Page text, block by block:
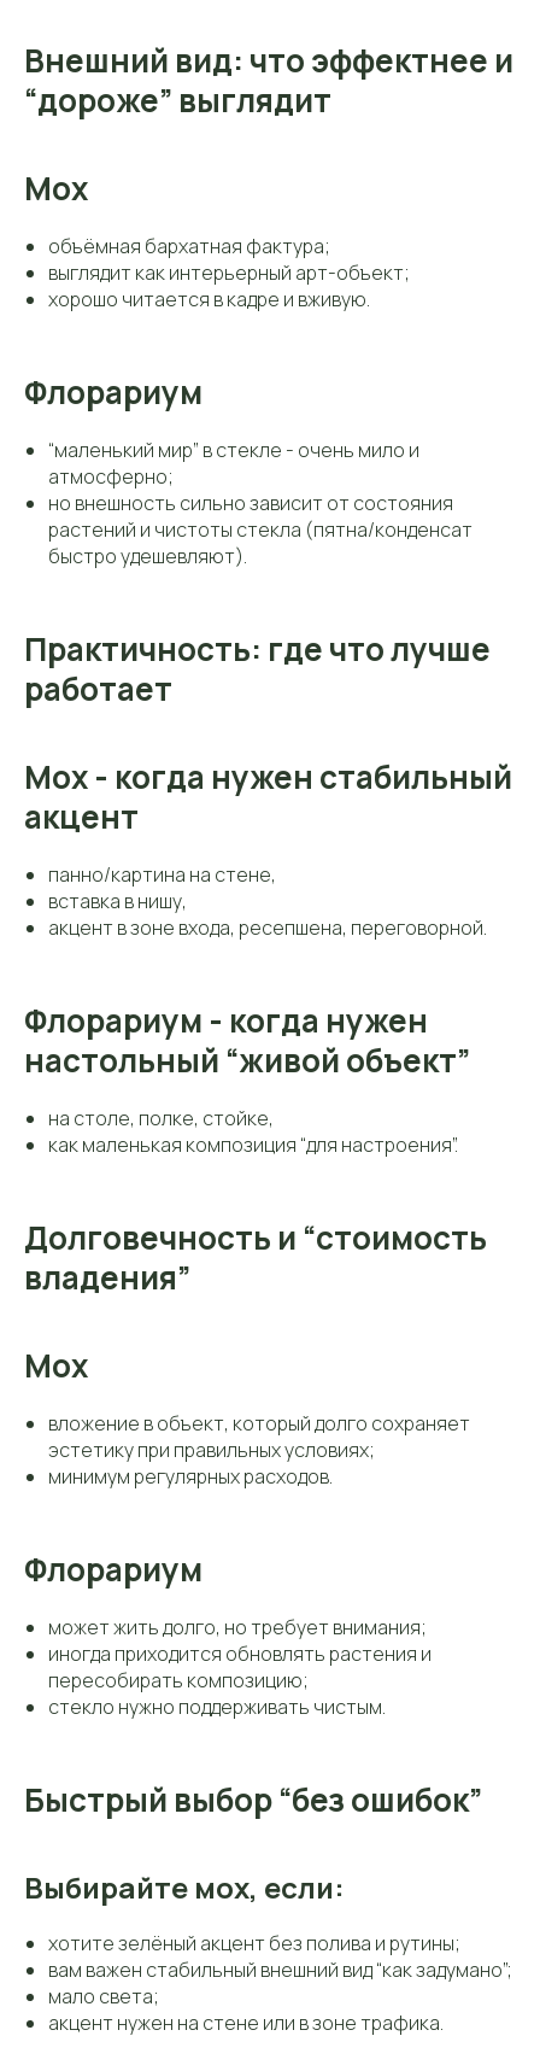
Внешний вид: что эффектнее и
“дороже” выглядит
Мох
объёмная бархатная фактура;
выглядит как интерьерный арт-объект;
хорошо читается в кадре и вживую.
Флорариум
“маленький мир” в стекле - очень мило и
атмосферно;
но внешность сильно зависит от состояния
растений и чистоты стекла (пятна/конденсат
быстро удешевляют).
Практичность: где что лучше
работает
Мох - когда нужен стабильный
акцент
панно/картина на стене,
вставка в нишу,
акцент в зоне входа, ресепшена, переговорной.
Флорариум - когда нужен
настольный “живой объект”
на столе, полке, стойке,
как маленькая композиция “для настроения”.
Долговечность и “стоимость
владения”
Мох
вложение в объект, который долго сохраняет
эстетику при правильных условиях;
минимум регулярных расходов.
Флорариум
может жить долго, но требует внимания;
иногда приходится обновлять растения и
пересобирать композицию;
стекло нужно поддерживать чистым.
Быстрый выбор “без ошибок”
Выбирайте мох, если:
хотите зелёный акцент без полива и рутины;
вам важен стабильный внешний вид “как задумано”;
мало света;
акцент нужен на стене или в зоне трафика.